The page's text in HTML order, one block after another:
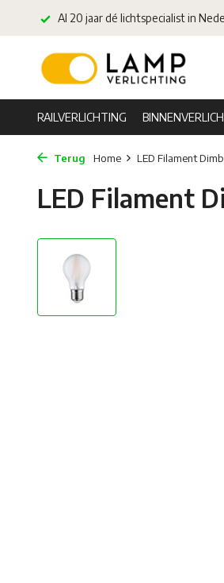
Al 20 jaar dé lichtspecialist in
RAILVERLICHTING
Terug Home LED Filament
LED Filament